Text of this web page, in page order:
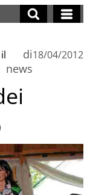
di
news
il 18/04/2012